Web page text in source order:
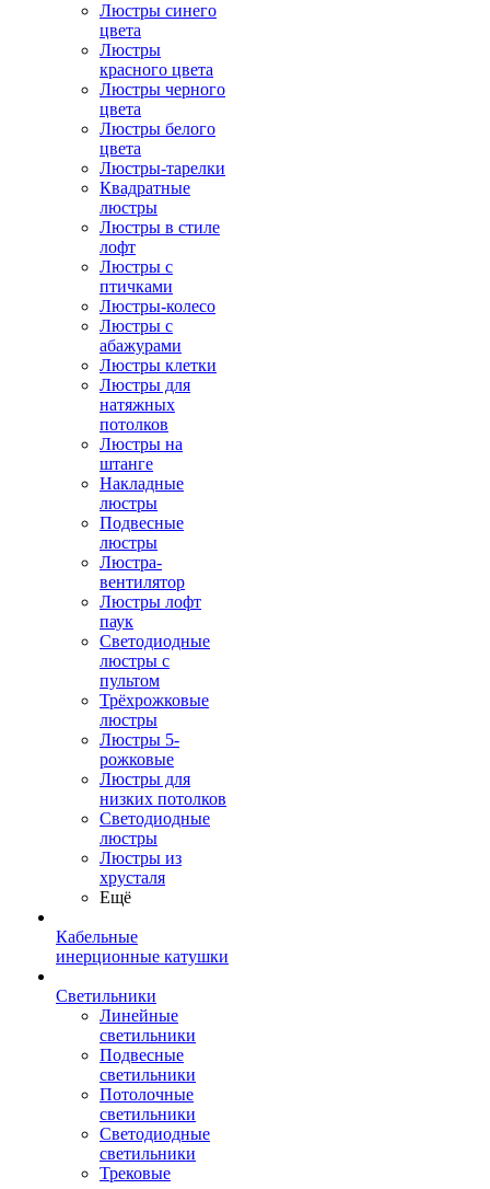
Люстры синего
цвета
Люстры
красного цвета
Люстры черного
цвета
Люстры белого
цвета
Люстры-тарелки
Квадратные
люстры
Люстры в стиле
лофт
Люстры с
птичками
Люстры-колесо
Люстры с
абажурами
Люстры клетки
Люстры для
натяжных
потолков
Люстры на
штанге
Накладные
люстры
Подвесные
люстры
Люстра-
вентилятор
Люстры лофт
паук
Светодиодные
люстры с
пультом
Трёхрожковые
люстры
Люстры 5-
рожковые
Люстры для
низких потолков
Cветодиодные
люстры
Люстры из
хрусталя
Ещё
Кабельные
инерционные катушки
Светильники
Линейные
светильники
Подвесные
светильники
Потолочные
светильники
Светодиодные
светильники
Трековые